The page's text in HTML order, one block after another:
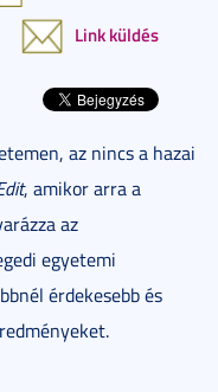
Link küldés
az nincs a hazai
, amikor arra a
az
egyetemi
érdekesebb és